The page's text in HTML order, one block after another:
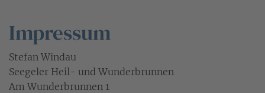
Impressum
Stefan Windau
Seegeler Heil- und Wunderbrunnen
Am Wunderbrunnen 1